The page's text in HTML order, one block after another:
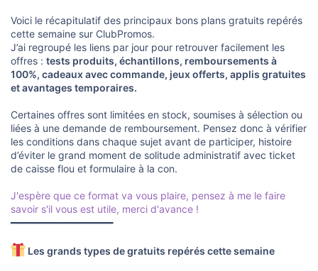
Voici le récapitulatif des principaux bons plans gratuits repérés
cette semaine sur ClubPromos.
J’ai regroupé les liens par jour pour retrouver facilement les
offres : tests produits, échantillons, remboursements à
100%, cadeaux avec commande, jeux offerts, applis gratuites
et avantages temporaires.
Certaines offres sont limitées en stock, soumises à sélection ou
liées à une demande de remboursement. Pensez donc à vérifier
les conditions dans chaque sujet avant de participer, histoire
d’éviter le grand moment de solitude administratif avec ticket
de caisse flou et formulaire à la con.
J'espère que ce format va vous plaire, pensez à me le faire
savoir s'il vous est utile, merci d'avance !
━━━━━━━━━━━━━━━━━━
Les grands types de gratuits repérés cette semaine